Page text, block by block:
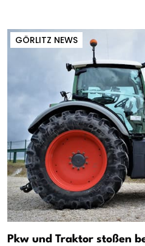
GÖRLITZ NEWS
Pkw und Traktor stoßen